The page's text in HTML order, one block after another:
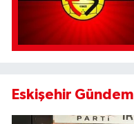
Eskişehir Gündem